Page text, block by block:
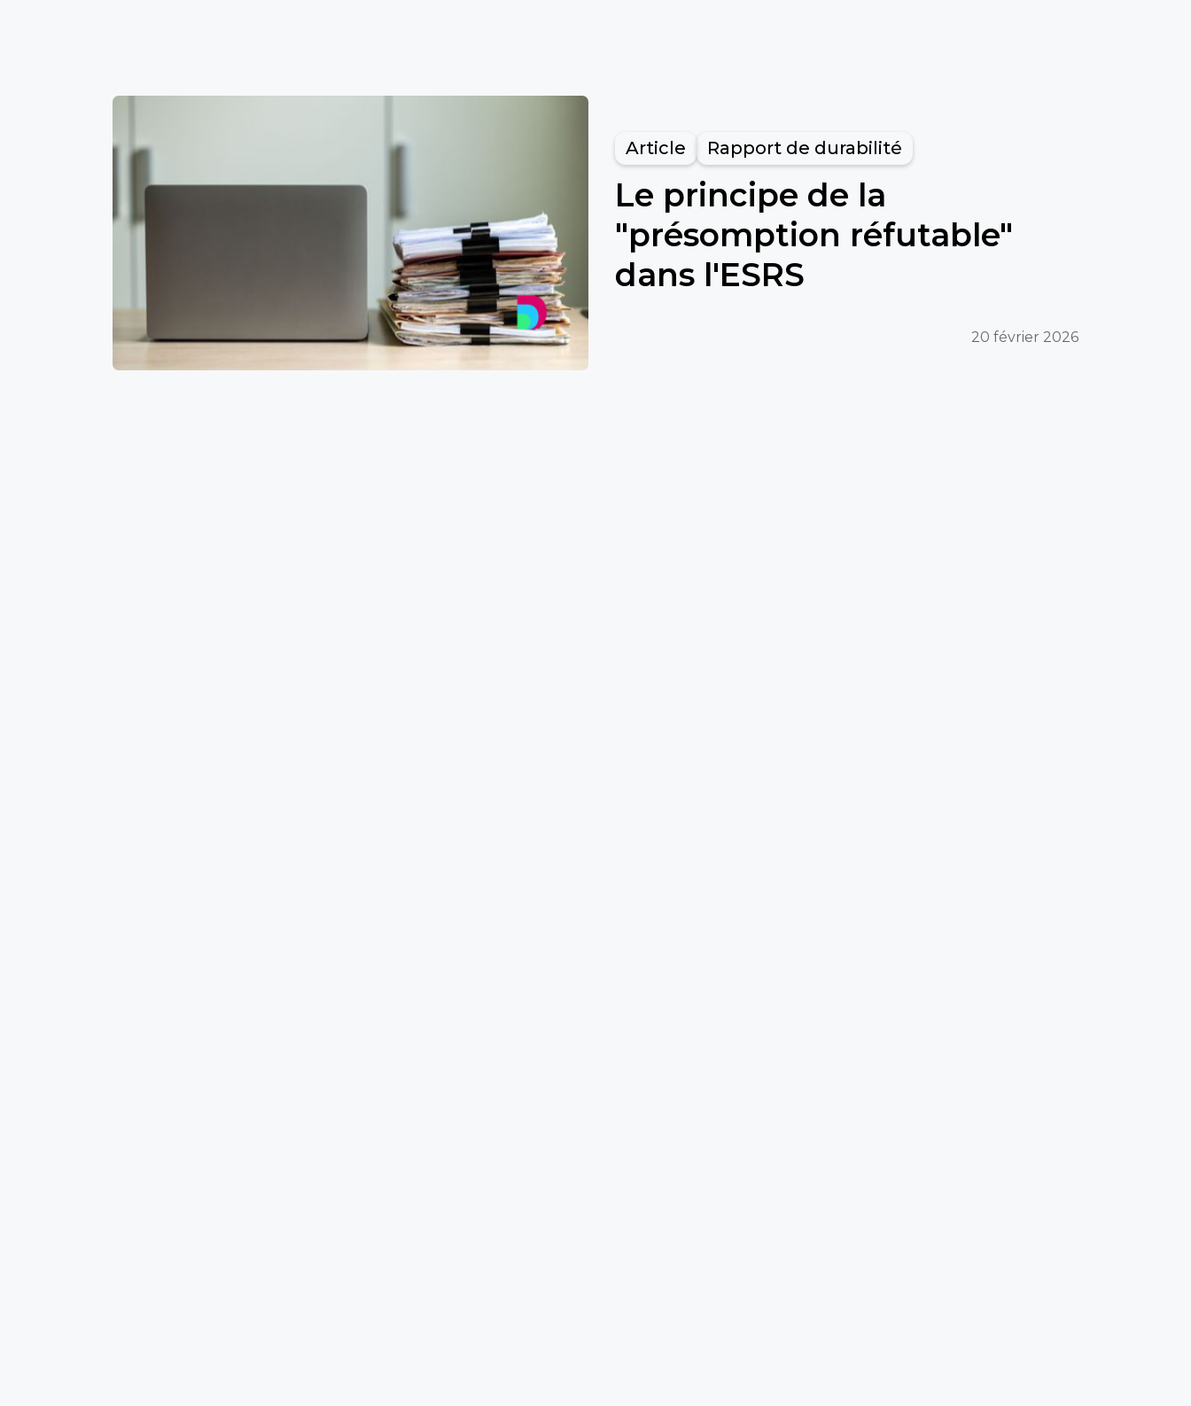
Article Rapport de durabilité
Le principe de la
"présomption réfutable"
dans l'ESRS
20 février 2026